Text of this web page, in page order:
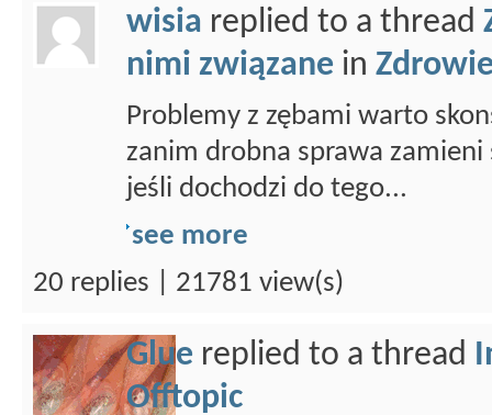
wisia replied to a thread
nimi związane in
Problemy z zębami warto
zanim drobna sprawa zamieni
jeśli dochodzi do tego...
see more
20 replies | 21781 view(s)
Glue replied to a thread
Offtopic